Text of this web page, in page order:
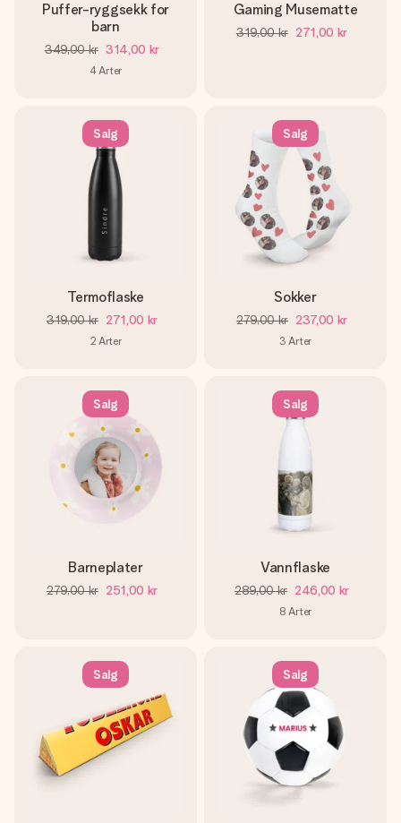
Puffer-ryggsekk for
barn
349,00 kr 314,00 kr
4Arter
Gaming Musematte
319,00 kr 271,00 kr
Salg
Termoflaske
319,00 kr 271,00 kr
2 Arter
Salg
Sokker
279,00 kr 237,00 kr
3 Arter
Salg
Barneplater
279,00 kr 251,00 kr
Salg
Vannflaske
289,00 kr 246,00 kr
8 Arter
Salg Salg